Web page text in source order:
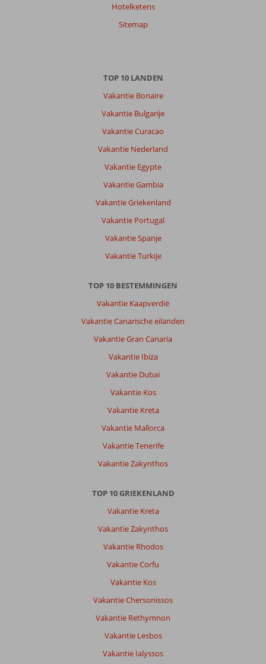
Hotelketens
Sitemap
TOP 10 LANDEN
Vakantie Bonaire
Vakantie Bulgarije
Vakantie Curacao
Vakantie Nederland
Vakantie Egypte
Vakantie Gambia
Vakantie Griekenland
Vakantie Portugal
Vakantie Spanje
Vakantie Turkije
TOP 10 BESTEMMINGEN
Vakantie Kaapverdië
Vakantie Canarische eilanden
Vakantie Gran Canaria
Vakantie Ibiza
Vakantie Dubai
Vakantie Kos
Vakantie Kreta
Vakantie Mallorca
Vakantie Tenerife
Vakantie Zakynthos
TOP 10 GRIEKENLAND
Vakantie Kreta
Vakantie Zakynthos
Vakantie Rhodos
Vakantie Corfu
Vakantie Kos
Vakantie Chersonissos
Vakantie Rethymnon
Vakantie Lesbos
Vakantie Ialyssos